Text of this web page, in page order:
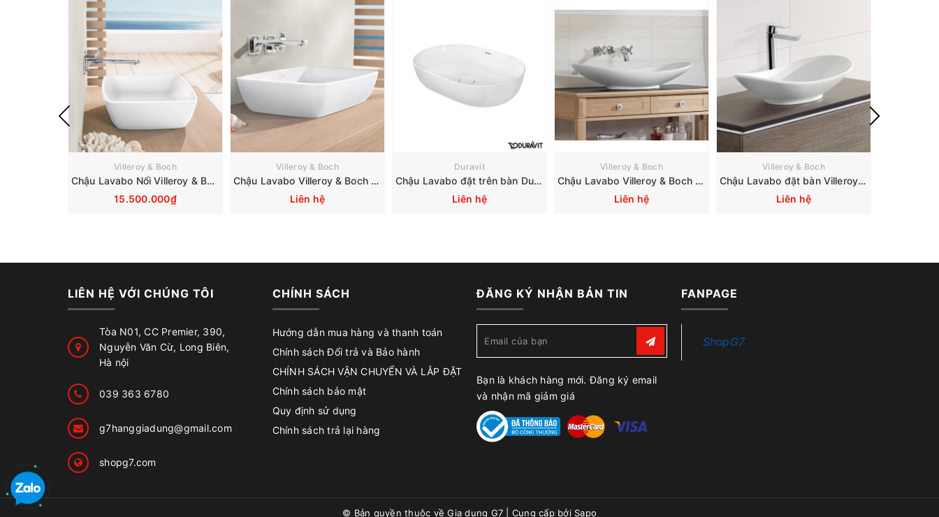
Villeroy & Boch
Chậu Lavabo Nổi Villeroy & Boch Artis 417258R1
15.500.000₫
Villeroy & Boch
Chậu Lavabo Villeroy & Boch Artis 41725801
Liên hệ
Duravit
Chậu Lavabo đặt trên bàn Duravit Luv 600 mm 0379600000
Liên hệ
Villeroy & Boch
Chậu Lavabo Villeroy & Boch My Nature 411080R1
Liên hệ
Villeroy & Boch
Chậu Lavabo đặt bàn Villeroy & Boch My Nature 411060R1
Liên hệ
LIÊN HỆ VỚI CHÚNG TÔI
Tòa N01, CC Premier, 390,
Nguyễn Văn Cừ, Long Biên,
Hà nội
039 363 6780
g7hanggiadung@gmail.com
shopg7.com
CHÍNH SÁCH
Hướng dẫn mua hàng và thanh toán
Chính sách Đổi trả và Bảo hành
CHÍNH SÁCH VẬN CHUYỂN VÀ LẮP ĐẶT
Chính sách bảo mật
Quy định sử dụng
Chính sách trả lại hàng
ĐĂNG KÝ NHẬN BẢN TIN
Bạn là khách hàng mới. Đăng ký email
và nhận mã giảm giá
FANPAGE
ShopG7
© Bản quyền thuộc vềGia dụng G7 Cung cấp bởi Sapo